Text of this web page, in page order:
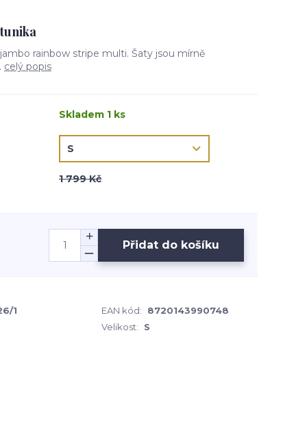
rainbow stripe multi. Šaty jsou mírně
celý popis
Skladem 1 ks
1 799 Kč
Přidat do košíku
1 EAN kód:
8720143990748
Velikost:
S